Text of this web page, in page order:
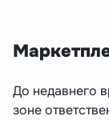
До недавнего
зоне